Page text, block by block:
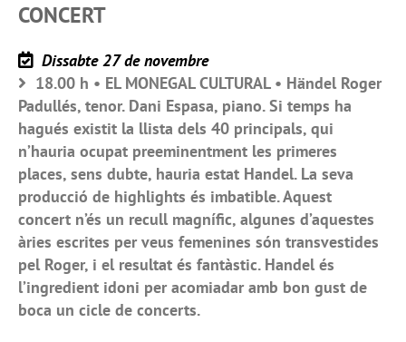
CONCERT
Dissabte 27 de novembre
18.00 h • EL MONEGAL CULTURAL • Händel Roger
Padullés, tenor. Dani Espasa, piano. Si temps ha
hagués existit la llista dels 40 principals, qui
n’hauria ocupat preeminentment les primeres
places, sens dubte, hauria estat Handel. La seva
producció de highlights és imbatible. Aquest
concert n’és un recull magnífic, algunes d’aquestes
àries escrites per veus femenines són transvestides
pel Roger, i el resultat és fantàstic. Handel és
l’ingredient idoni per acomiadar amb bon gust de
boca un cicle de concerts.